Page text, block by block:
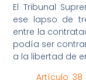
El Tribunal
ese lapso de
entre la
podía ser
a la libertad de
Artículo 38